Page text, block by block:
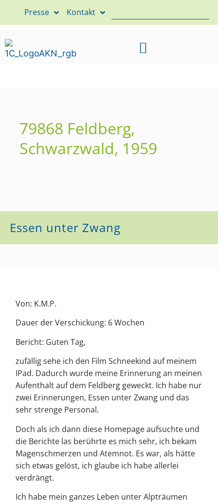
Presse Kontakt
79868 Feldberg,
Schwarzwald, 1959
Essen unter Zwang
Von: K.M.P.
Dauer der Verschickung: 6 Wochen
Bericht: Guten Tag,
zufällig sehe ich den Film Schneekind auf meinem
IPad. Dadurch wurde meine Erinnerung an meinen
Aufenthalt auf dem Feldberg geweckt. Ich habe nur
zwei Erinnerungen, Essen unter Zwang und das
sehr strenge Personal.
Doch als ich dann diese Homepage aufsuchte und
die Berichte las berührte es mich sehr, ich bekam
Magenschmerzen und Atemnot. Es war, als hätte
sich etwas gelöst, ich glaube ich habe allerlei
verdrängt.
Ich habe mein ganzes Leben unter Alpträumen